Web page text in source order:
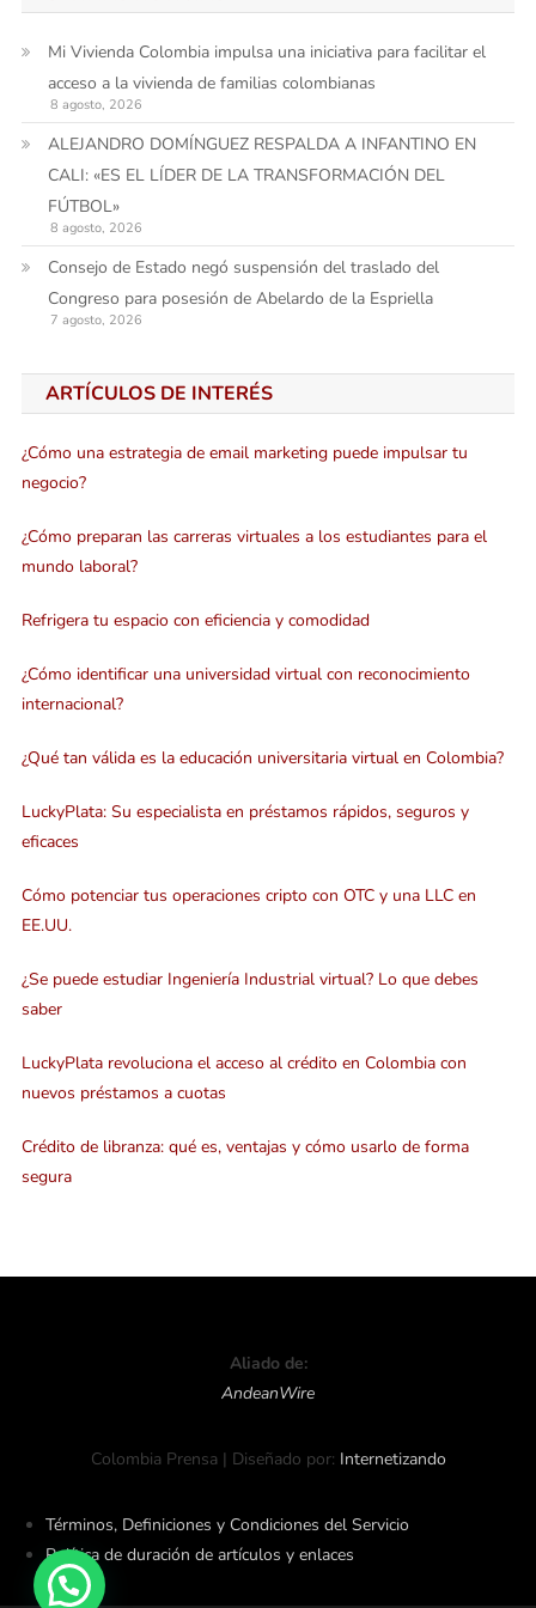
Mi Vivienda Colombia impulsa una iniciativa para facilitar el
acceso a la vivienda de familias colombianas
8 agosto, 2026
ALEJANDRO DOMÍNGUEZ RESPALDA A INFANTINO EN
CALI: «ES EL LÍDER DE LA TRANSFORMACIÓN DEL
FÚTBOL»
8 agosto, 2026
Consejo de Estado negó suspensión del traslado del
Congreso para posesión de Abelardo de la Espriella
7 agosto, 2026
ARTÍCULOS DE INTERÉS
¿Cómo una estrategia de email marketing puede impulsar tu
negocio?
¿Cómo preparan las carreras virtuales a los estudiantes para el
mundo laboral?
Refrigera tu espacio con eficiencia y comodidad
¿Cómo identificar una universidad virtual con reconocimiento
internacional?
¿Qué tan válida es la educación universitaria virtual en Colombia?
LuckyPlata: Su especialista en préstamos rápidos, seguros y
eficaces
Cómo potenciar tus operaciones cripto con OTC y una LLC en
EE.UU.
¿Se puede estudiar Ingeniería Industrial virtual? Lo que debes
saber
LuckyPlata revoluciona el acceso al crédito en Colombia con
nuevos préstamos a cuotas
Crédito de libranza: qué es, ventajas y cómo usarlo de forma
segura
Aliado de:
AndeanWire
Colombia Prensa | Diseñado por: Internetizando
Términos, Definiciones y Condiciones del Servicio
Política de duración de artículos y enlaces